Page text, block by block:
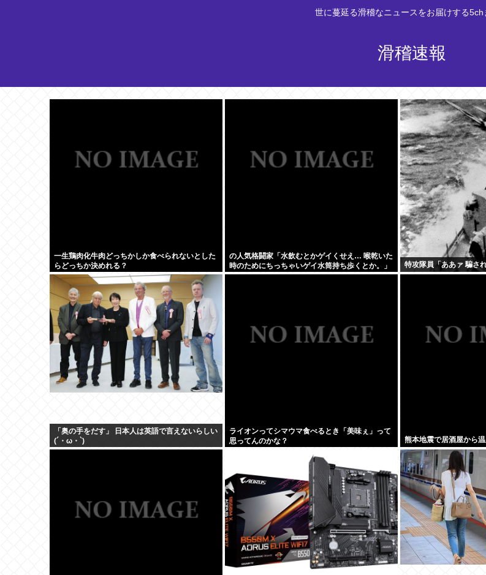
世に蔓延る滑稽なニュースをお届けする5ch
滑稽速報
一生鶏肉化牛肉どっちかしか食べられないとした
らどっちか決めれる？
の人気格闘家「水飲むとかゲイくせえ… 喉乾いた
時のためにちっちゃいゲイ水筒持ち歩くとか。」
特攻隊員「ああァ 騙さ
「奥の手をだす」 日本人は英語で言えないらしい
(´・ω・`)
ライオンってシマウマ食べるとき「美味ぇ」って
思ってんのかな？
熊本地震で居酒屋から